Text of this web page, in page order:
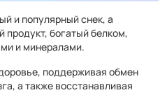
и популярный снек, а
продукт, богатый белком,
и минералами.
поддерживая обмен
а также восстанавливая